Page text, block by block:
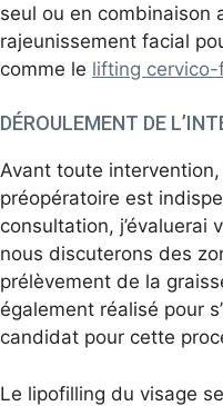
seul ou en combinaison
rajeunissement facial
comme le lifting cervico-
DÉROULEMENT DE
Avant toute
préopératoire est
consultation, j’évaluerai
nous discuterons des
prélèvement de la
également réalisé pour
candidat pour cette
Le lipofilling du visage